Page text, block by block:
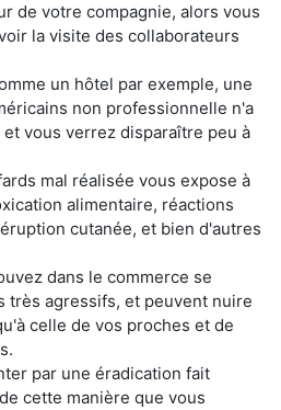
de votre compagnie, alors vous
la visite des collaborateurs
un hôtel par exemple, une
non professionnelle n'a
vous verrez disparaître peu à
mal réalisée vous expose à
alimentaire, réactions
cutanée, et bien d'autres
dans le commerce se
très agressifs, et peuvent nuire
celle de vos proches et de
par une éradication fait
cette manière que vous